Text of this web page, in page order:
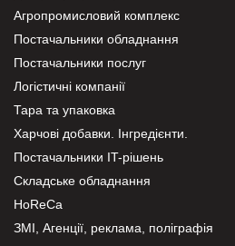
Агропромисловий комплекс
Постачальники обладнання
Постачальники послуг
Логістичні компанії
Тара та упаковка
Харчові добавки. Інгредієнти.
Постачальники IT-рішень
Складське обладнання
HoReCa
ЗМІ, Агенції, реклама, поліграфія